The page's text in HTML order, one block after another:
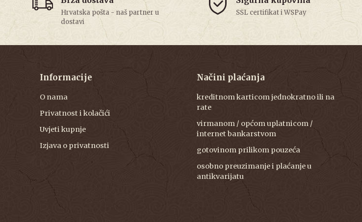
Hrvatska pošta - naš partner u
dostavi
SSL certifikat i WSPay
Informacije
O nama
Privatnost i kolačići
Uvjeti kupnje
Izjava o privatnosti
Načini plaćanja
kreditnom karticom jednokratno ili na
rate
virmanom / općom uplatnicom /
internet bankarstvom
gotovinom prilikom pouzeća
osobno preuzimanje i plaćanje u
antikvarijatu